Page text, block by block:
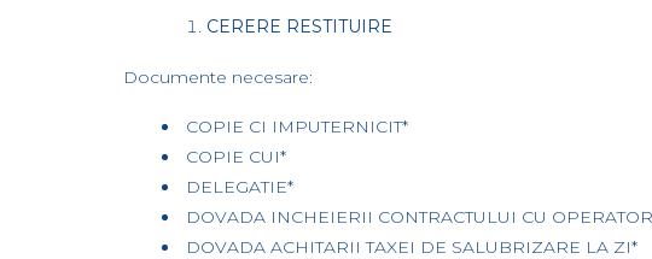
CERERE RESTITUIRE
Documente necesare:
COPIE CI IMPUTERNICIT*
COPIE CUI*
DELEGATIE*
DOVADA INCHEIERII CONTRACTULUI CU
DOVADA ACHITARII TAXEI DE SALUBRIZARE LA ZI*